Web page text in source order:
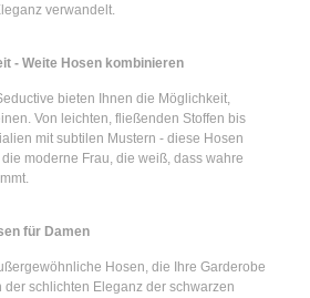
verwandelt.
- Weite Hosen kombinieren
bieten Ihnen die Möglichkeit,
Von leichten, fließenden Stoffen bis
mit subtilen Mustern - diese Hosen
moderne Frau, die weiß, dass wahre
für Damen
Hosen, die Ihre Garderobe
der schlichten Eleganz der schwarzen